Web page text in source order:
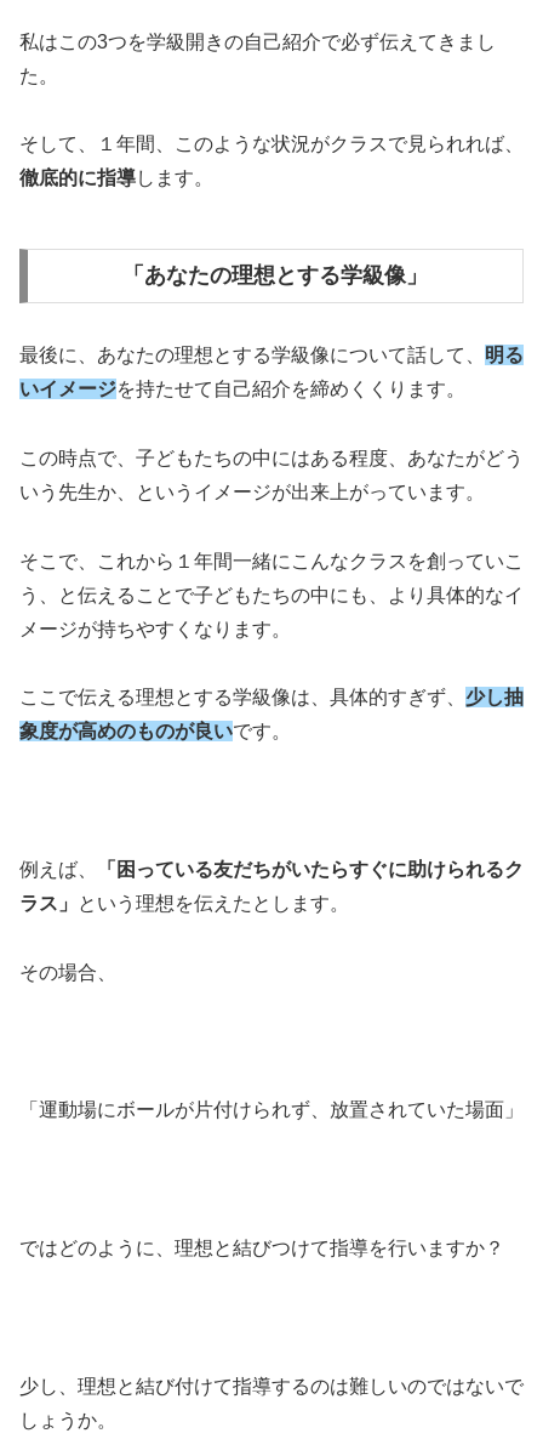
私はこの3つを学級開きの自己紹介で必ず伝えてきまし
た。
そして、１年間、このような状況がクラスで見られれば、
徹底的に指導します。
「あなたの理想とする学級像」
最後に、あなたの理想とする学級像について話して、 明る
いイメージを持たせて自己紹介を締めくくります。
この時点で、子どもたちの中にはある程度、あなたがどう
いう先生か、というイメージが出来上がっています。
そこで、これから１年間一緒にこんなクラスを創っていこ
う、と伝えることで子どもたちの中にも、より具体的なイ
メージが持ちやすくなります。
ここで伝える理想とする学級像は、具体的すぎず、 少し抽
象度が高めのものが良いです。
例えば、
「困っている友だちがいたらすぐに助けられるク
ラス」
という理想を伝えたとします。
その場合、
「運動場にボールが片付けられず、放置されていた場面」
ではどのように、理想と結びつけて指導を行いますか？
少し、理想と結び付けて指導するのは難しいのではないで
しょうか。